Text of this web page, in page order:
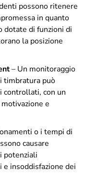
possono ritenere
in quanto
dotate di funzioni di
la posizione
– Un monitoraggio
timbratura può
controllati, con un
e
o i tempi di
causare
potenziali
insoddisfazione dei